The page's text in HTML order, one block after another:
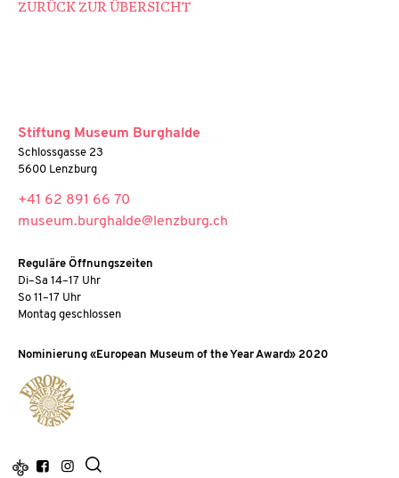
ZURÜCK ZUR ÜBERSICHT
Stiftung Museum Burghalde
Schlossgasse 23
5600 Lenzburg
+41 62 891 66 70
museum.burghalde@lenzburg.ch
Reguläre Öffnungszeiten
Di–Sa 14–17 Uhr
So 11–17 Uhr
Montag geschlossen
Nominierung «European Museum of the Year Award» 2020